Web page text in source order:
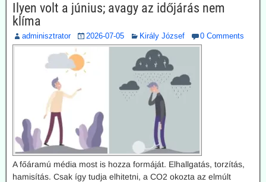
Ilyen volt a június; avagy az időjárás nem
klíma
adminisztrator 2026-07-05 Király József 0 Comments
A főáramú média most is hozza formáját. Elhallgatás, torzítás,
hamisítás. Csak így tudja elhitetni, a CO2 okozta az elmúlt